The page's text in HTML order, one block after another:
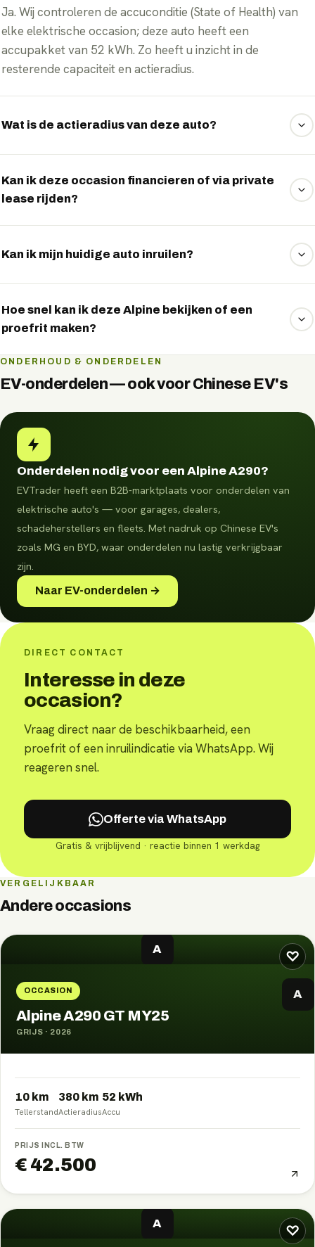
Ja. Wij controleren de accuconditie (State of Health) van
elke elektrische occasion; deze auto heeft een
accupakket van 52 kWh. Zo heeft u inzicht in de
resterende capaciteit en actieradius.
Wat is de actieradius van deze auto?
met rijstijl, snelheid, buitentemperatuur en belading.
Kan ik deze occasion financieren of via private
lease rijden?
private lease rijden. Wij vergelijken vrijblijvend de
Kan ik mijn huidige auto inruilen?
huidige auto en u ontvangt een vrijblijvende inruilindicatie.
Hoe snel kan ik deze Alpine bekijken of een
proefrit maken?
Vaak op korte termijn. Vraag via WhatsApp naar de
beschikbaarheid en plan direct een bezichtiging of
ONDERHOUD & ONDERDELEN
EV-onderdelen — ook voor Chinese EV's
Onderdelen nodig voor een Alpine A290?
EVTrader heeft een B2B-marktplaats voor onderdelen van
elektrische auto's — voor garages, dealers,
schadeherstellers en fleets. Met nadruk op Chinese EV's
zoals MG en BYD, waar onderdelen nu lastig verkrijgbaar
zijn.
Naar EV-onderdelen →
DIRECT CONTACT
Interesse in deze
occasion?
Vraag direct naar de beschikbaarheid, een
proefrit of een inruilindicatie via WhatsApp. Wij
reageren snel.
Offerte via WhatsApp
Gratis & vrijblijvend · reactie binnen 1 werkdag
VERGELIJKBAAR
Andere occasions
♡
A
OCCASION A
Alpine A290 GT MY25
GRIJS · 2026
10 km
Tellerstand
380 km
Actieradius
52 kWh
Accu
PRIJS INCL. BTW
€ 42.500
♡
A